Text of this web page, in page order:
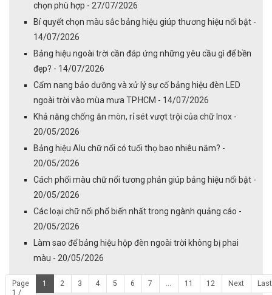
chọn phù hợp - 27/07/2026
Bí quyết chọn màu sắc bảng hiệu giúp thương hiệu nổi bật -
14/07/2026
Bảng hiệu ngoài trời cần đáp ứng những yêu cầu gì để bền
đẹp? - 14/07/2026
Cẩm nang bảo dưỡng và xử lý sự cố bảng hiệu đèn LED
ngoài trời vào mùa mưa TP.HCM - 14/07/2026
Khả năng chống ăn mòn, rỉ sét vượt trội của chữ Inox -
20/05/2026
Bảng hiệu Alu chữ nổi có tuổi thọ bao nhiêu năm? -
20/05/2026
Cách phối màu chữ nổi tương phản giúp bảng hiệu nổi bật -
20/05/2026
Các loại chữ nổi phổ biến nhất trong ngành quảng cáo -
20/05/2026
Làm sao để bảng hiệu hộp đèn ngoài trời không bị phai
màu - 20/05/2026
Page
1 /
1 2 3 4 5 6 7 ... 11 12 Next Last